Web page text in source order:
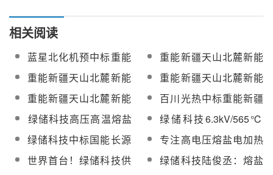
相关阅读
蓝星北化机预中标重能
新疆100MW光热发电工
程熔盐储罐设备采购及
安装
重能新疆天山北麓新能
源基地项目100MW光热
发电工程热盐泵中标候
选人公示
重能新疆天山北麓新能
源基地项目100MW光热
发电工程除氧器设备中
标候选人公示
重能新疆天山北麓新能
源基地项目100MW光热
发电工程吸热塔第一罐
混凝土成功浇筑
重能新疆天山北麓新能
源基地项目首批关键设
备通过启动前质量监督
检查
百川光热中标重能新疆
天山北麓新能源基地项
目100MW光热发电工程
反射镜
‌绿储科技高压高温熔盐
电加热器发货，国能青
豫直流项目全面投产推
进进入加速期
绿储科技6.3kV/565℃
熔盐电加热系统入选“十
四五”能源创新案例
绿储科技中标国能长源
荆州热电有限公司熔盐
储能项目高压熔盐电加
专注高电压熔盐电加热
器！绿储科技邀您共聚
第十二届中国国际光热
世界首台！绿储科技供
绿储科技陆俊丞：熔盐